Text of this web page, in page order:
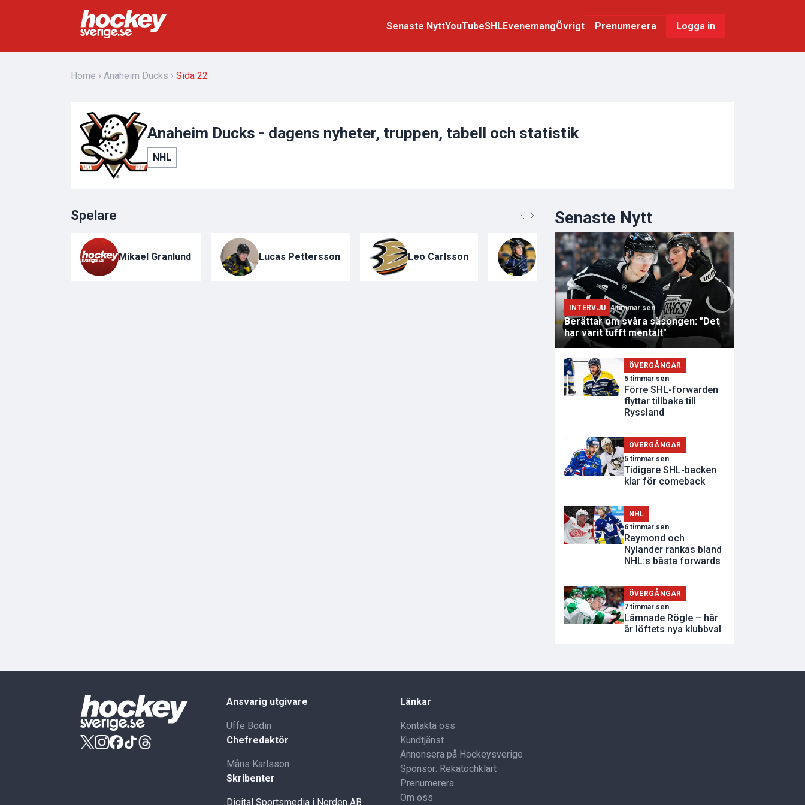
Senaste NyttYouTubeSHLEvenemangÖvrigt Prenumerera Logga in
Home Anaheim Ducks Sida 22
Anaheim Ducks - dagens nyheter, truppen, tabell och statistik
NHL
Spelare
Mikael Granlund Lucas Pettersson Leo Carlsson Herman Träff Damian Clara
Senaste Nytt
INTERVJU 4 timmar sen
Berättar om svåra säsongen: "Det
har varit tufft mentalt"
ÖVERGÅNGAR
5 timmar sen
Förre SHL-forwarden
flyttar tillbaka till
Ryssland
ÖVERGÅNGAR
5 timmar sen
Tidigare SHL-backen
klar för comeback
NHL
6 timmar sen
Raymond och
Nylander rankas bland
NHL:s bästa forwards
ÖVERGÅNGAR
7 timmar sen
Lämnade Rögle – här
är löftets nya klubbval
Ansvarig utgivare
Uffe Bodin
Chefredaktör
Måns Karlsson
Skribenter
Digital Sportsmedia i Norden AB
Länkar
Kontakta oss
Kundtjänst
Annonsera på Hockeysverige
Sponsor: Rekatochklart
Prenumerera
Om oss